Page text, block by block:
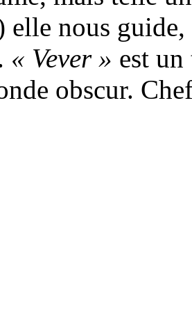
elle nous
« Vever » est
obscur.